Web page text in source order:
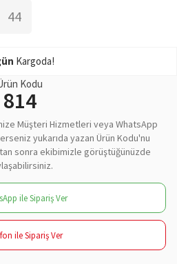
44
Kargoda!
Kodu
814
Müşteri Hizmetleri veya WhatsApp
yukarıda yazan Ürün Kodu'nu
sonra ekibimizle görüştüğünüzde
ile Sipariş Ver
ile Sipariş Ver